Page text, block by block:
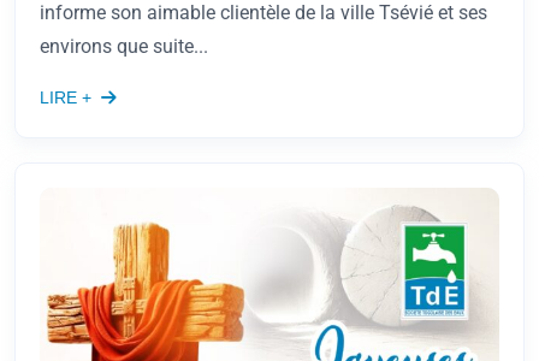
informe son aimable clientèle de la ville Tsévié et ses
environs que suite...
LIRE +